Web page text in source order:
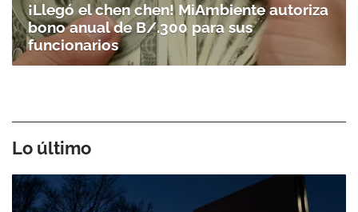
¡Llegó el chen chen! MiAmbiente autoriza
bono anual de B/.300 para sus
funcionarios
Lo último